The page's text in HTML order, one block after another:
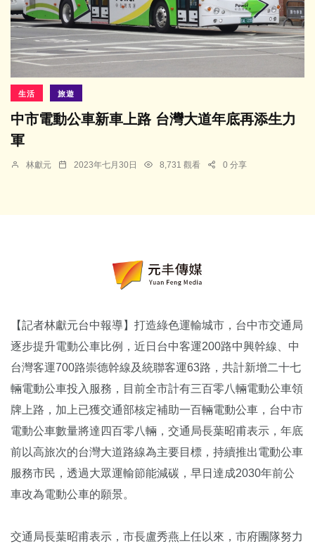
生活 旅遊
中市電動公車新車上路 台灣大道年底再添生力
軍
林獻元 2023年七月30日 8,731 觀看 0 分享
【記者林獻元台中報導】打造綠色運輸城市，台中市交通局
逐步提升電動公車比例，近日台中客運200路中興幹線、中
台灣客運700路崇德幹線及統聯客運63路，共計新增二十七
輛電動公車投入服務，目前全市計有三百零八輛電動公車領
牌上路，加上已獲交通部核定補助一百輛電動公車，台中市
電動公車數量將達四百零八輛，交通局長葉昭甫表示，年底
前以高旅次的台灣大道路線為主要目標，持續推出電動公車
服務市民，透過大眾運輸節能減碳，早日達成2030年前公
車改為電動公車的願景。
交通局長葉昭甫表示，市長盧秀燕上任以來，市府團隊努力